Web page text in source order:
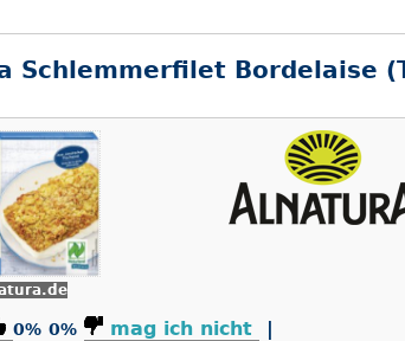
Schlemmerfilet Bordelaise
0% 0% mag ich nicht
|